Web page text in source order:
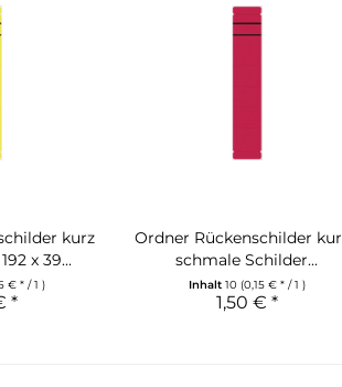
kurz
x 39...
€ * / 1 )
*
Ordner Rückenschilder
schmale Schilder...
Inhalt 10 (0,15 € * / 1 )
1,50 € *